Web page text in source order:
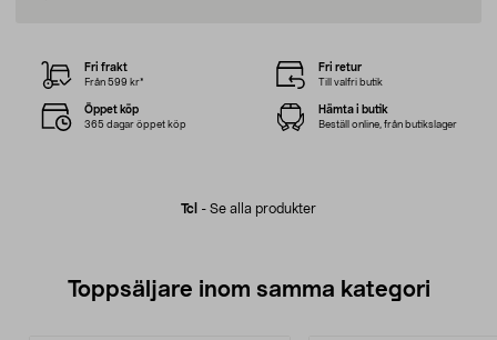
Tcl - Se alla produkter
Fri frakt
Från 599 kr*
Fri retur
Till valfri butik
Öppet köp
365 dagar öppet köp
Hämta i butik
Beställ online, från butikslager
Toppsäljare inom samma kategori